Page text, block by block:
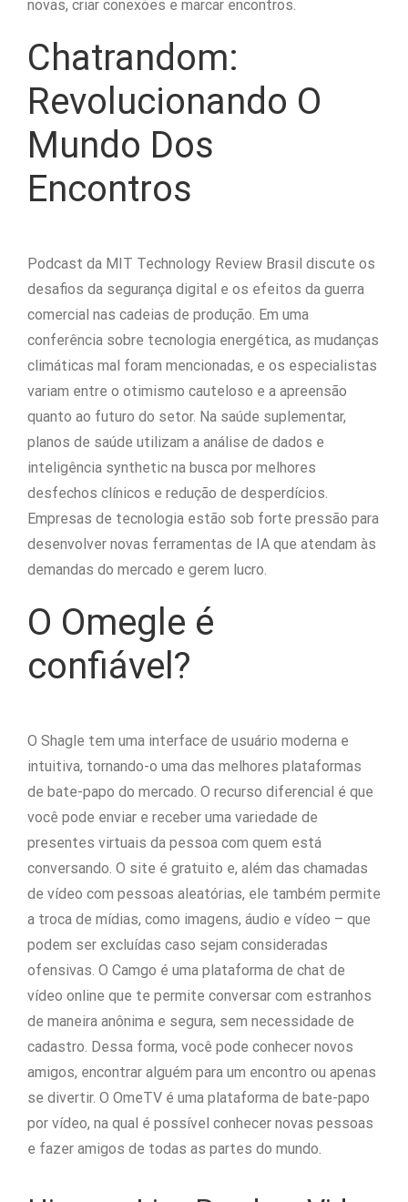
novas, criar conexões e marcar encontros.
Chatrandom:
Revolucionando O
Mundo Dos
Encontros
Podcast da MIT Technology Review Brasil discute os
desafios da segurança digital e os efeitos da guerra
comercial nas cadeias de produção. Em uma
conferência sobre tecnologia energética, as mudanças
climáticas mal foram mencionadas, e os especialistas
variam entre o otimismo cauteloso e a apreensão
quanto ao futuro do setor. Na saúde suplementar,
planos de saúde utilizam a análise de dados e
inteligência synthetic na busca por melhores
desfechos clínicos e redução de desperdícios.
Empresas de tecnologia estão sob forte pressão para
desenvolver novas ferramentas de IA que atendam às
demandas do mercado e gerem lucro.
O Omegle é
confiável?
O Shagle tem uma interface de usuário moderna e
intuitiva, tornando-o uma das melhores plataformas
de bate-papo do mercado. O recurso diferencial é que
você pode enviar e receber uma variedade de
presentes virtuais da pessoa com quem está
conversando. O site é gratuito e, além das chamadas
de vídeo com pessoas aleatórias, ele também permite
a troca de mídias, como imagens, áudio e vídeo – que
podem ser excluídas caso sejam consideradas
ofensivas. O Camgo é uma plataforma de chat de
vídeo online que te permite conversar com estranhos
de maneira anônima e segura, sem necessidade de
cadastro. Dessa forma, você pode conhecer novos
amigos, encontrar alguém para um encontro ou apenas
se divertir. O OmeTV é uma plataforma de bate-papo
por vídeo, na qual é possível conhecer novas pessoas
e fazer amigos de todas as partes do mundo.